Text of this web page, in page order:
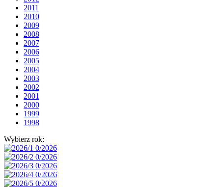
2011
2010
2009
2008
2007
2006
2005
2004
2003
2002
2001
2000
1999
1998
Wybierz rok: